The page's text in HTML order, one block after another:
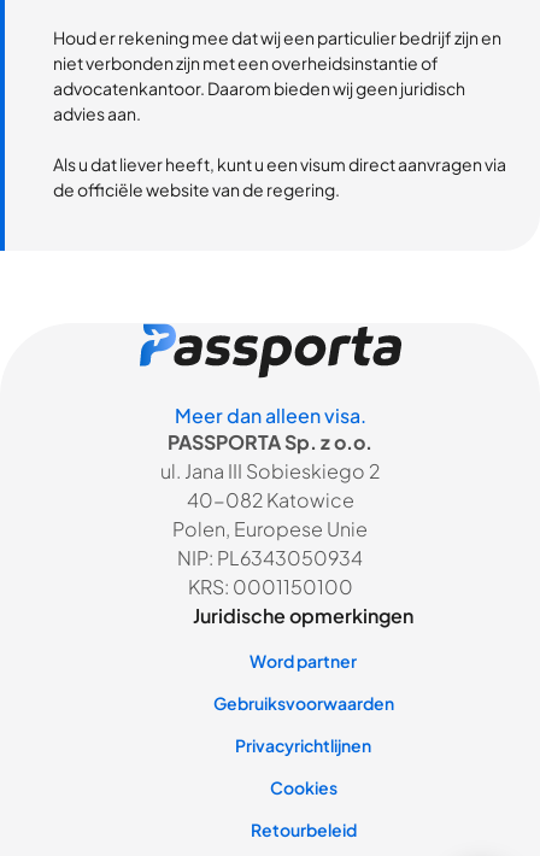
Houd er rekening mee dat wij een particulier bedrijf zijn en
niet verbonden zijn met een overheidsinstantie of
advocatenkantoor. Daarom bieden wij geen juridisch
advies aan.
Als u dat liever heeft, kunt u een visum direct aanvragen via
de officiële website van de regering.
Meer dan alleen visa.
PASSPORTA Sp. z o.o.
ul. Jana III Sobieskiego 2
40-082 Katowice
Polen, Europese Unie
NIP: PL6343050934
KRS: 0001150100
Juridische opmerkingen
Word partner
Gebruiksvoorwaarden
Privacyrichtlijnen
Cookies
Retourbeleid